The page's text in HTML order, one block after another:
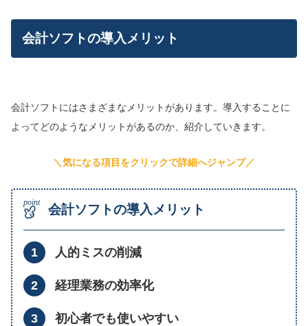
会計ソフトの導入メリット
会計ソフトにはさまざまなメリットがあります。導入することに
よってどのようなメリットがあるのか、紹介していきます。
＼気になる項目をクリックで詳細へジャンプ／
会計ソフトの導入メリット
人的ミスの削減
経理業務の効率化
初心者でも使いやすい